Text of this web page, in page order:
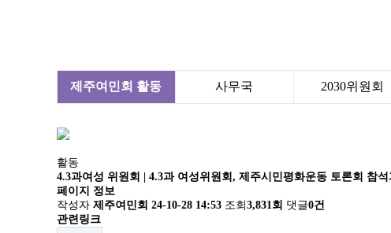
제주여민회 활동 사무국 2030위원회
활동
4.3과여성 위원회 | 4.3과 여성위원회, 제주시민평화운동 토론회 참
페이지 정보
작성자 제주여민회 24-10-28 14:53 조회 3,831회 댓글0건
관련링크